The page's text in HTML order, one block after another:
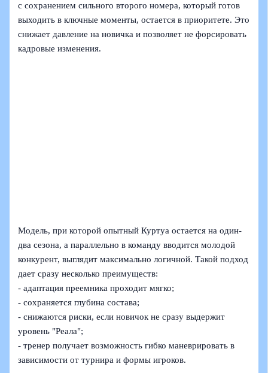
с сохранением сильного второго номера, который готов
выходить в ключные моменты, остается в приоритете. Это
снижает давление на новичка и позволяет не форсировать
кадровые изменения.
Модель, при которой опытный Куртуа остается на один-
два сезона, а параллельно в команду вводится молодой
конкурент, выглядит максимально логичной. Такой подход
дает сразу несколько преимуществ:
- адаптация преемника проходит мягко;
- сохраняется глубина состава;
- снижаются риски, если новичок не сразу выдержит
уровень "Реала";
- тренер получает возможность гибко маневрировать в
зависимости от турнира и формы игроков.